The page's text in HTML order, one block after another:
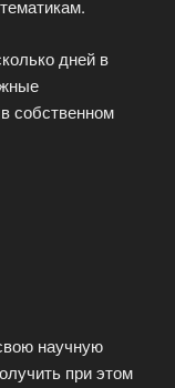
дней в
собственном
научную
при этом